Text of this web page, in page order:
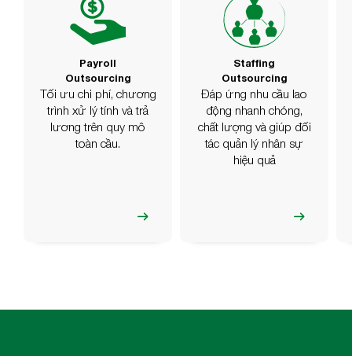
Payroll
Outsourcing
Tối ưu chi phí, chương
trình xử lý tính và trả
lương trên quy mô
toàn cầu.
Staffing
Outsourcing
Đáp ứng nhu cầu lao
động nhanh chóng,
chất lượng và giúp đối
tác quản lý nhân sự
hiệu quả